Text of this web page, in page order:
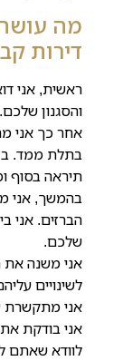
מה
דירות
ראשית, אני
והסגנון שלכם.
אחר כך אני
בתלת ממד.
תיראה בסוף
בהמשך, אני
הברזים. אני
שלכם.
אני משנה את
לשינויים
אני מתקשרת
אני בודקת
לוודא שאתם